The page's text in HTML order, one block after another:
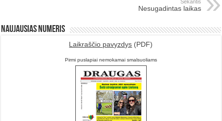
Sekantis
Nesugadintas laikas
Naujausias numeris
Laikraščio pavyzdys (PDF)
Pirmi puslapiai nemokamai smalsuoliams